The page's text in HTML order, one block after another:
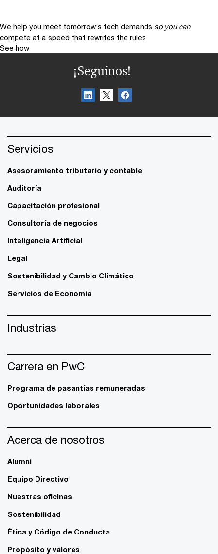
We help you meet tomorrow’s tech demands so you can
compete at a speed that rewrites the rules
See how
¡Seguinos!
Servicios
Asesoramiento tributario y contable
Auditoría
Capacitación profesional
Consultoría de negocios
Inteligencia Artificial
Legal
Sostenibilidad y Cambio Climático
Servicios de Economía
Industrias
Carrera en PwC
Programa de pasantías remuneradas
Oportunidades laborales
Acerca de nosotros
Alumni
Equipo Directivo
Nuestras oficinas
Sostenibilidad
Ética y Código de Conducta
Propósito y valores